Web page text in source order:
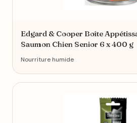
Edgard & Cooper Boîte
Saumon Chien Senior 6 x 400 g
Nourriture humide